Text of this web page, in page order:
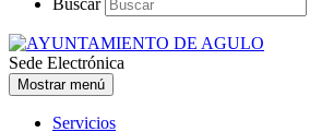
Buscar
Sede Electrónica
Mostrar menú
Servicios